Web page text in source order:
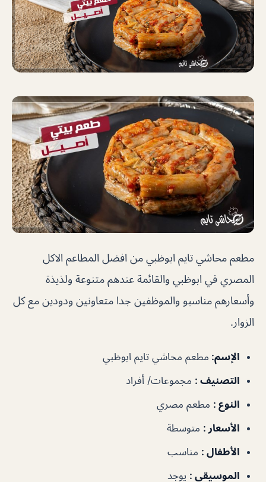
مطعم محاشي تايم ابوظبي من افضل المطاعم الاكل
المصري في ابوظبي والقائمة عندهم متنوعة ولذيذة
وأسعارهم مناسبو والموظفين جدا متعاونين ودودين مع كل
الزوار.
الإسم: مطعم محاشي تايم ابوظبي
التصنيف : مجموعات/ أفراد
النوع : مطعم مصري
الأسعار : متوسطة
الأطفال : مناسب
الموسيقى : يوجد